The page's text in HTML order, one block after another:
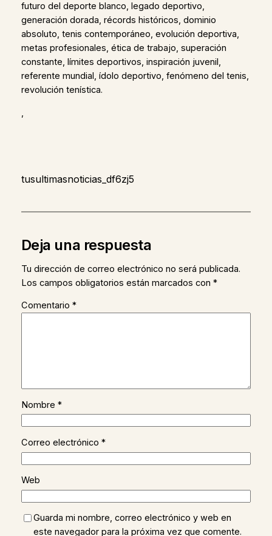
futuro del deporte blanco, legado deportivo,
generación dorada, récords históricos, dominio
absoluto, tenis contemporáneo, evolución deportiva,
metas profesionales, ética de trabajo, superación
constante, límites deportivos, inspiración juvenil,
referente mundial, ídolo deportivo, fenómeno del tenis,
revolución tenística.
,
tusultimasnoticias_df6zj5
Deja una respuesta
Tu dirección de correo electrónico no será publicada.
Los campos obligatorios están marcados con *
Comentario *
Nombre *
Correo electrónico *
Web
Guarda mi nombre, correo electrónico y web en
este navegador para la próxima vez que comente.